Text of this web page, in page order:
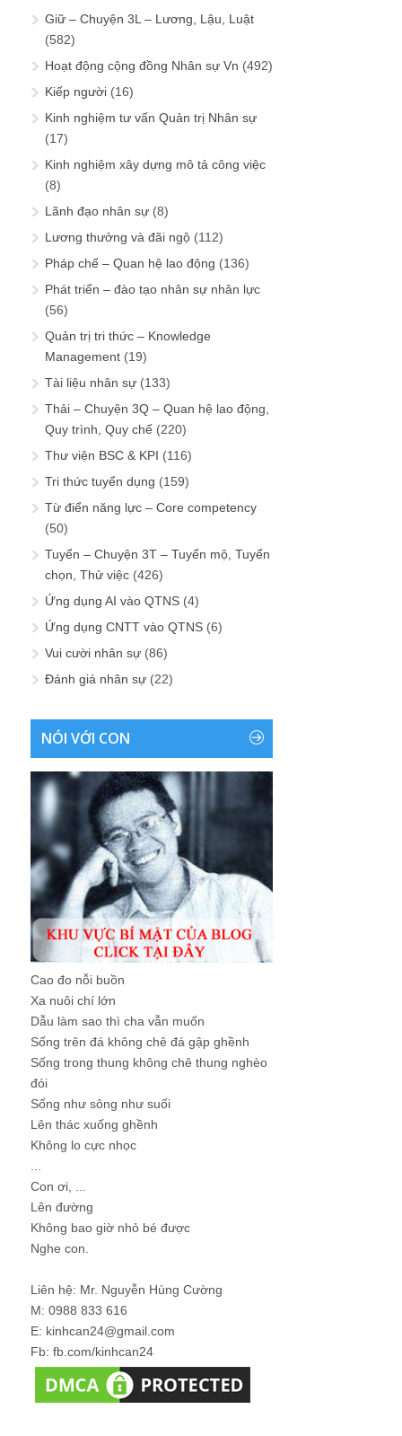
Giữ – Chuyện 3L – Lương, Lậu, Luật
(582)
Hoạt động cộng đồng Nhân sự Vn (492)
Kiếp người (16)
Kinh nghiệm tư vấn Quản trị Nhân sự
(17)
Kinh nghiệm xây dựng mô tả công việc
(8)
Lãnh đạo nhân sự (8)
Lương thưởng và đãi ngộ (112)
Pháp chế – Quan hệ lao động (136)
Phát triển – đào tạo nhân sự nhân lực
(56)
Quản trị tri thức – Knowledge
Management (19)
Tài liệu nhân sự (133)
Thải – Chuyện 3Q – Quan hệ lao động,
Quy trình, Quy chế (220)
Thư viện BSC & KPI (116)
Tri thức tuyển dụng (159)
Từ điển năng lực – Core competency
(50)
Tuyển – Chuyện 3T – Tuyển mộ, Tuyển
chọn, Thử việc (426)
Ứng dụng AI vào QTNS (4)
Ứng dụng CNTT vào QTNS (6)
Vui cười nhân sự (86)
Đánh giá nhân sự (22)
NÓI VỚI CON
Cao đo nỗi buồn
Xa nuôi chí lớn
Dẫu làm sao thì cha vẫn muốn
Sống trên đá không chê đá gập ghềnh
Sống trong thung không chê thung nghèo
đói
Sống như sông như suối
Lên thác xuống ghềnh
Không lo cực nhọc
Con ơi, ...
Lên đường
Không bao giờ nhỏ bé được
Nghe con.
Liên hệ: Mr. Nguyễn Hùng Cường
M: 0988 833 616
E: kinhcan24@gmail.com
Fb: fb.com/kinhcan24